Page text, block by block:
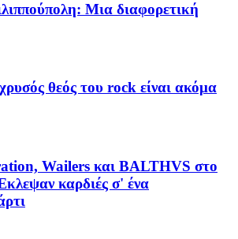
Μια διαφορετική
θεός του rock είναι ακόμα
Wailers και BALTHVS στο
καρδιές σ' ένα